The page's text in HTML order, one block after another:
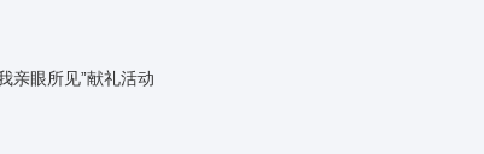
亲眼所见”献礼活动